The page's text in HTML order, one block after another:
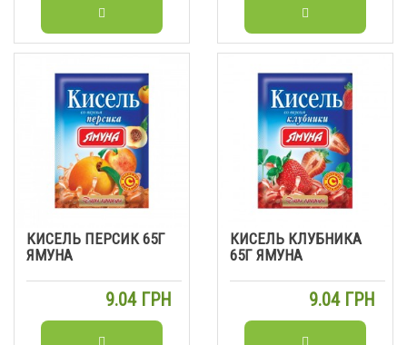
КИСЕЛЬ ПЕРСИК 65Г
ЯМУНА
9.04 ГРН
КИСЕЛЬ КЛУБНИКА
65Г ЯМУНА
9.04 ГРН